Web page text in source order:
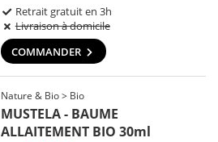
Retrait gratuit en 3h
Livraison à domicile
COMMANDER
Nature & Bio > Bio
MUSTELA - BAUME
ALLAITEMENT BIO 30ml